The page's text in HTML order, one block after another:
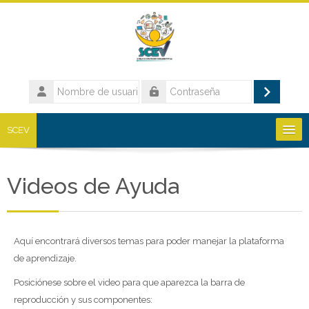
Nombre
de
usuario
Acceder
SCEV
Buscar
Videos de Ayuda
Aquí encontrará diversos temas para poder manejar la plataforma
de aprendizaje.
Posiciónese sobre el video para que aparezca la barra de
reproducción y sus componentes: